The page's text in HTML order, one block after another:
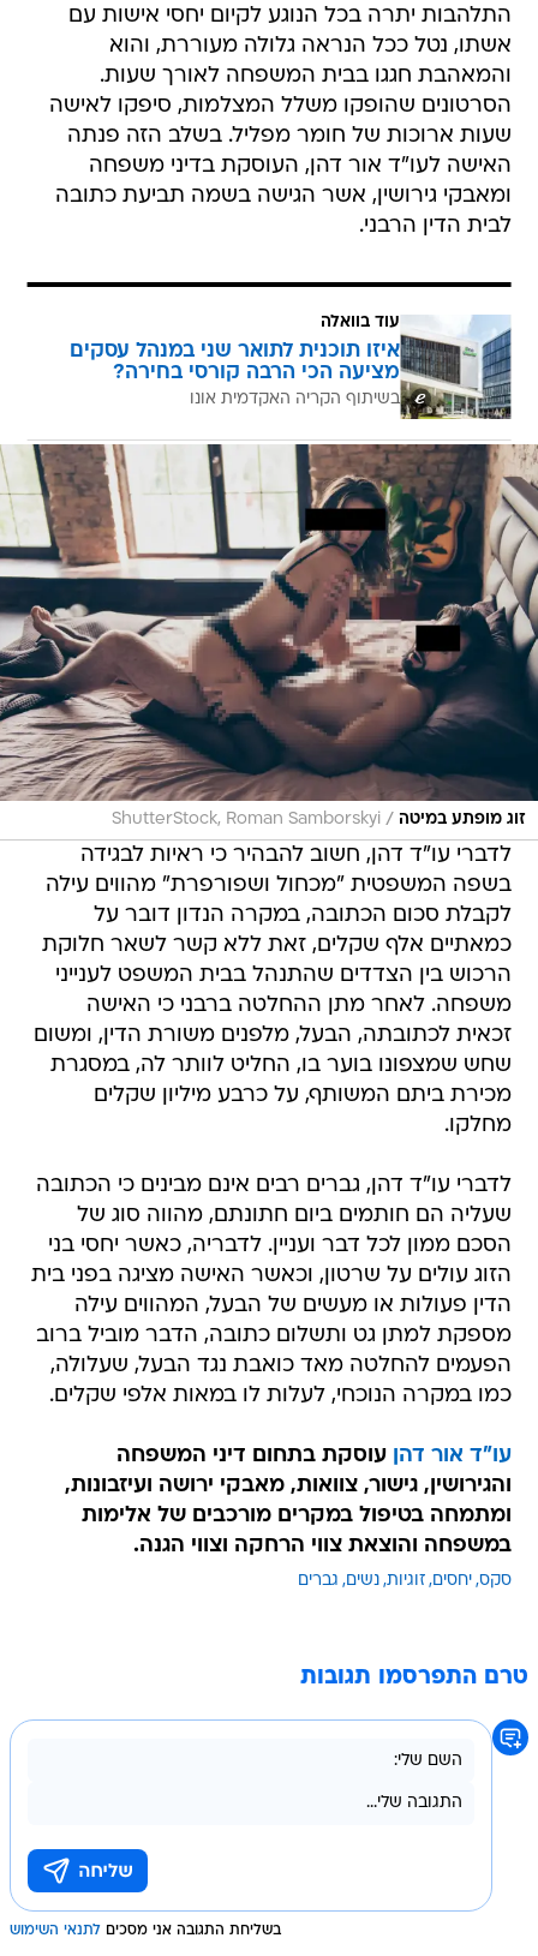
התלהבות יתרה בכל הנוגע לקיום יחסי אישות עם
אשתו, נטל ככל הנראה גלולה מעוררת, והוא
והמאהבת חגגו בבית המשפחה לאורך שעות.
הסרטונים שהופקו משלל המצלמות, סיפקו לאישה
שעות ארוכות של חומר מפליל. בשלב הזה פנתה
האישה לעו"ד אור דהן, העוסקת בדיני משפחה
ומאבקי גירושין, אשר הגישה בשמה תביעת כתובה
לבית הדין הרבני.
עוד בוואלה
איזו תוכנית לתואר שני במנהל עסקים
מציעה הכי הרבה קורסי בחירה?
בשיתוף הקריה האקדמית אונו
זוג מופתע במיטה /
ShutterStock, Roman Samborskyi
לדברי עו"ד דהן, חשוב להבהיר כי ראיות לבגידה
בשפה המשפטית "מכחול ושפורפרת" מהווים עילה
לקבלת סכום הכתובה, במקרה הנדון דובר על
כמאתיים אלף שקלים, זאת ללא קשר לשאר חלוקת
הרכוש בין הצדדים שהתנהל בבית המשפט לענייני
משפחה. לאחר מתן ההחלטה ברבני כי האישה
זכאית לכתובתה, הבעל, מלפנים משורת הדין, ומשום
שחש שמצפונו בוער בו, החליט לוותר לה, במסגרת
מכירת ביתם המשותף, על כרבע מיליון שקלים
מחלקו.
לדברי עו"ד דהן, גברים רבים אינם מבינים כי הכתובה
שעליה הם חותמים ביום חתונתם, מהווה סוג של
הסכם ממון לכל דבר ועניין. לדבריה, כאשר יחסי בני
הזוג עולים על שרטון, וכאשר האישה מציגה בפני בית
הדין פעולות או מעשים של הבעל, המהווים עילה
מספקת למתן גט ותשלום כתובה, הדבר מוביל ברוב
הפעמים להחלטה מאד כואבת נגד הבעל, שעלולה,
כמו במקרה הנוכחי, לעלות לו במאות אלפי שקלים.
עו"ד אור דהן עוסקת בתחום דיני המשפחה
והגירושין, גישור, צוואות, מאבקי ירושה ועיזבונות,
ומתמחה בטיפול במקרים מורכבים של אלימות
במשפחה והוצאת צווי הרחקה וצווי הגנה.
סקס יחסים זוגיות נשים גברים
טרם התפרסמו תגובות
בשליחת התגובה אני מסכים לתנאי השימוש